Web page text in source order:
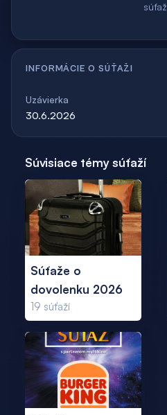
súťaž
INFORMÁCIE O SÚŤAŽI
Uzávierka
30.6.2026
Súvisiace témy súťaží
Súťaže o
dovolenku 2026
19 súťaží